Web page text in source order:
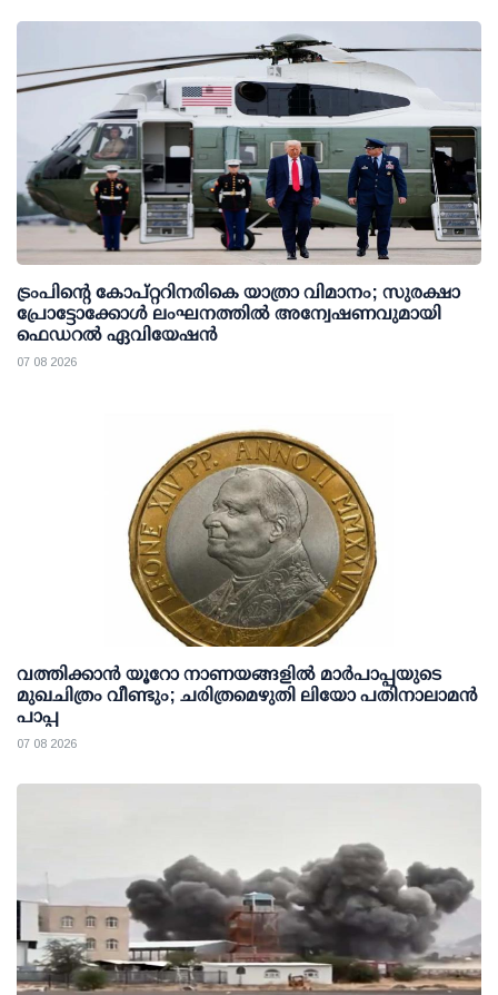
ട്രംപിന്റെ കോപ്റ്ററിനരികെ യാത്രാ വിമാനം; സുരക്ഷാ
പ്രോട്ടോക്കോള്‍ ലംഘനത്തില്‍ അന്വേഷണവുമായി
ഫെഡറല്‍ ഏവിയേഷന്‍
07 08 2026
വത്തിക്കാൻ യൂറോ നാണയങ്ങളിൽ മാർപാപ്പയുടെ
മുഖചിത്രം വീണ്ടും; ചരിത്രമെഴുതി ലിയോ പതിനാലാമൻ
പാപ്പ
07 08 2026